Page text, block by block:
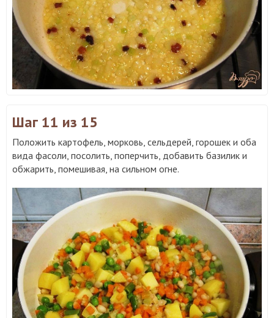
Шаг 11 из 15
Положить картофель, морковь, сельдерей, горошек и оба
вида фасоли, посолить, поперчить, добавить базилик и
обжарить, помешивая, на сильном огне.